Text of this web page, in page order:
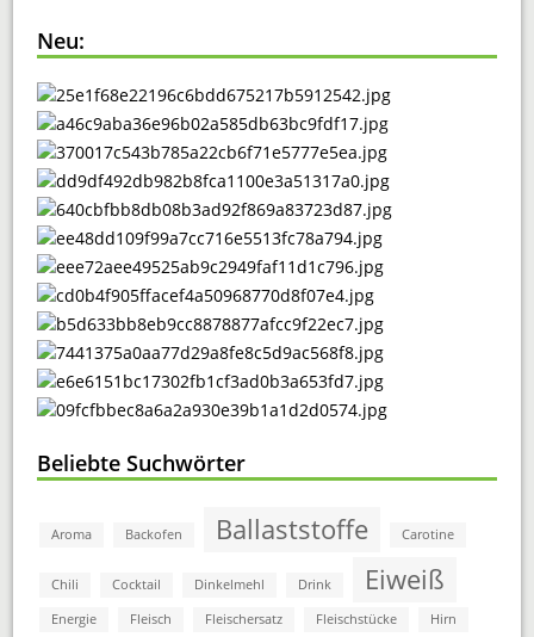
Neu:
Beliebte Suchwörter
Aroma Backofen Ballaststoffe Carotine
Chili Cocktail Dinkelmehl Drink Eiweiß
Energie Fleisch Fleischersatz Fleischstücke Hirn